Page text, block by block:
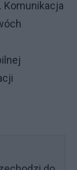
Komunikacja